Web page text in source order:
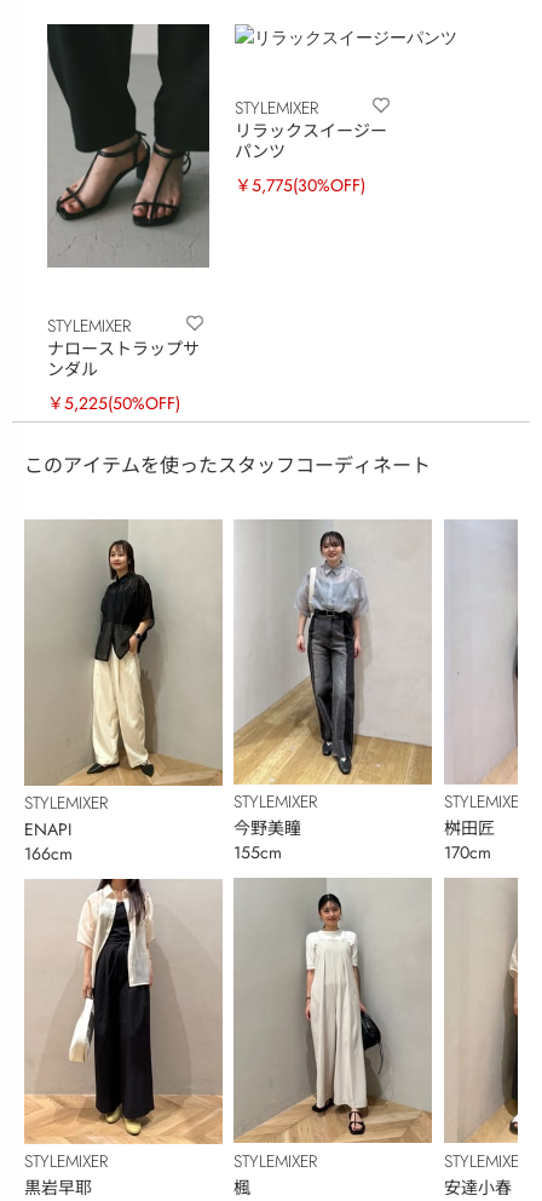
STYLEMIXER
ナローストラップサ
ンダル
￥5,225(50%OFF)
STYLEMIXER
リラックスイージー
パンツ
￥5,775(30%OFF)
このアイテムを使ったスタッフコーディネート
STYLEMIXER
ENAPI
166cm
STYLEMIXER
黒岩早耶
STYLEMIXER
今野美瞳
155cm
STYLEMIXER
楓
STYLEMIXER
桝田匠
170cm
STYLEMIXER
安達小春